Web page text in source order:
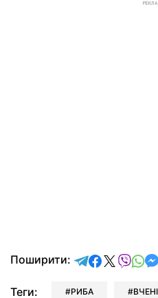
Поширити: відправити
Теги: РИБА ВЧЕНІ